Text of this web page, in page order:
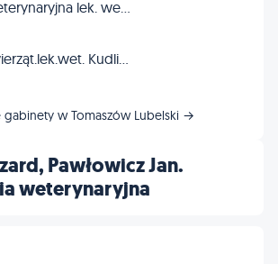
Pawłowicz Jan.
weterynaryjna
Przychodnia weterynaryjna lek. wet. Anetta Święcińska i lek. wet. Dawid Czerwiński
Lecznica dla zwierząt.lek.wet. Kudlicki Piotr
gabinety w Tomaszów Lubelski →